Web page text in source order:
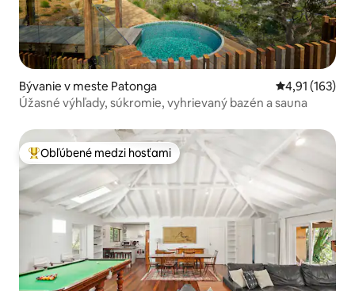
Bývanie v meste Patonga Priemerné
4,91 (163)
Úžasné výhľady, súkromie, vyhrievaný bazén a sauna
Najobľúbenejšie medzi hosťami
Obľúbené medzi hosťami